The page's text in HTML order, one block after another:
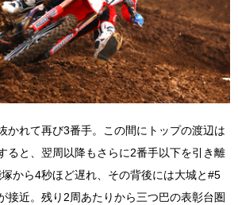
かれて再び3番手。この間にトップの渡辺は
ると、翌周以降もさらに2番手以下を引き離
から4秒ほど遅れ、その背後には大城と#5
接近。残り2周あたりから三つ巴の表彰台圏